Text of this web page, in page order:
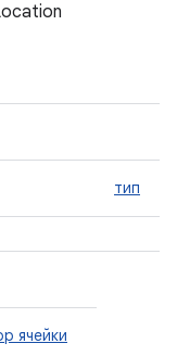
тип
ячейки